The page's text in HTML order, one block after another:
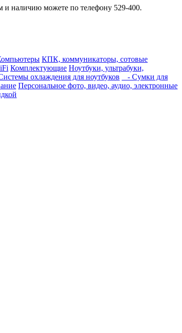
и наличию можете по телефону 529-400.
КПК, коммуникаторы, сотовые
Комплектующие Ноутбуки, ультрабуки,
охлаждения для ноутбуков
- Сумки для
Персональное фото, видео, аудио, электронные